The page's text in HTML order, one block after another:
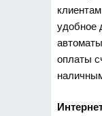
удобное
оплаты